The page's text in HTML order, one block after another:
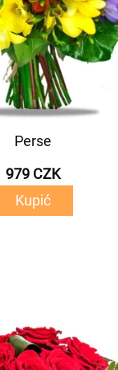
Perse
979 CZK
Kupić